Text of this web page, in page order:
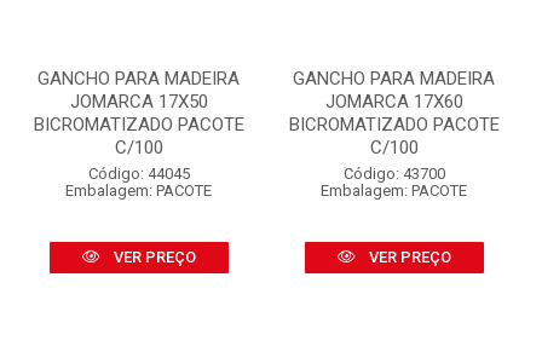
GANCHO PARA MADEIRA
JOMARCA 17X50
BICROMATIZADO PACOTE
C/100
Código: 44045
Embalagem: PACOTE
VER PREÇO
GANCHO PARA MADEIRA
JOMARCA 17X60
BICROMATIZADO PACOTE
C/100
Código: 43700
Embalagem: PACOTE
VER PREÇO